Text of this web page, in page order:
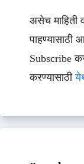
असेच माहिती
पाहण्यासाठी
Subscribe
करण्यासाठी